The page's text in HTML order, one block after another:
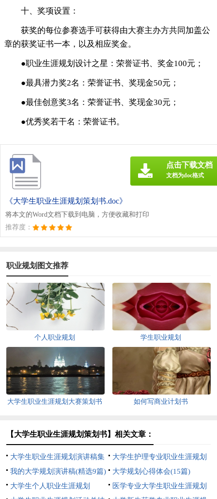
十、奖项设置：
获奖的每位参赛选手可获得由大赛主办方共同加盖公
章的获奖证书一本，以及相应奖金。
●职业生涯规划设计之星：荣誉证书、奖金100元；
●最具潜力奖2名：荣誉证书、奖现金50元；
●最佳创意奖3名：荣誉证书、奖现金30元；
●优秀奖若干名：荣誉证书。
《大学生职业生涯规划策划书.doc》
将本文的Word文档下载到电脑，方便收藏和打印
推荐度：
点击下载文档
文档为doc格式
职业规划图文推荐
个人职业规划 学生职业规划
大学生职业生涯规划大赛策划书 如何写商业计划书
【大学生职业生涯规划策划书】相关文章：
大学生职业生涯规划演讲稿集
锦15篇
大学生护理专业职业生涯规划
我的大学规划演讲稿(精选9篇)
大学规划心得体会(15篇)
大学生个人职业生涯规划
医学专业大学生职业生涯规划